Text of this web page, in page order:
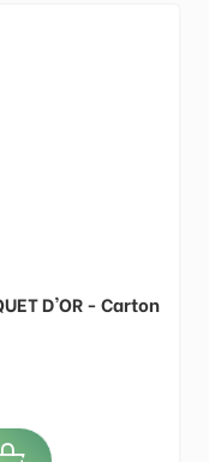
D'OR - Carton